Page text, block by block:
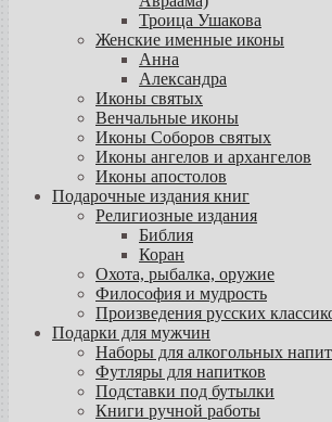
Троица Ушакова
Женские именные иконы
Анна
Александра
Иконы святых
Венчальные иконы
Иконы Соборов святых
Иконы ангелов и архангелов
Иконы апостолов
Подарочные издания книг
Религиозные издания
Библия
Коран
Охота, рыбалка, оружие
Философия и мудрость
Произведения русских
Подарки для мужчин
Наборы для алкогольных
Футляры для напитков
Подставки под бутылки
Книги ручной работы